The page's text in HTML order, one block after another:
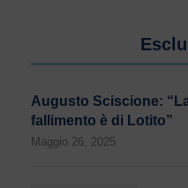
Augusto Sciscione:
fallimento è di Lotito”
Maggio 26, 2025